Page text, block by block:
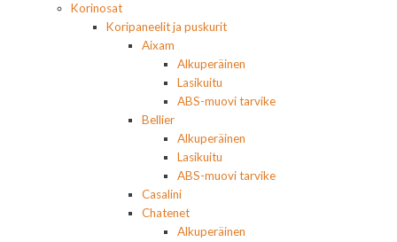
Korinosat
Koripaneelit ja puskurit
Aixam
Alkuperäinen
Lasikuitu
ABS-muovi tarvike
Bellier
Alkuperäinen
Lasikuitu
ABS-muovi tarvike
Casalini
Chatenet
Alkuperäinen